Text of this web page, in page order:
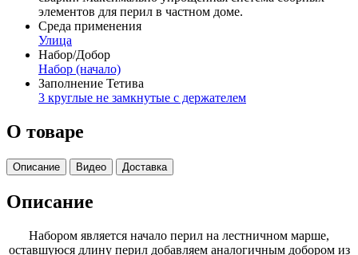
элементов для перил в частном доме.
Среда применения
Улица
Набор/Добор
Набор (начало)
Заполнение Тетива
3 круглые не замкнутые с держателем
О товаре
Описание Видео Доставка
Описание
Набором является начало перил на лестничном марше,
оставшуюся длину перил добавляем аналогичным добором из